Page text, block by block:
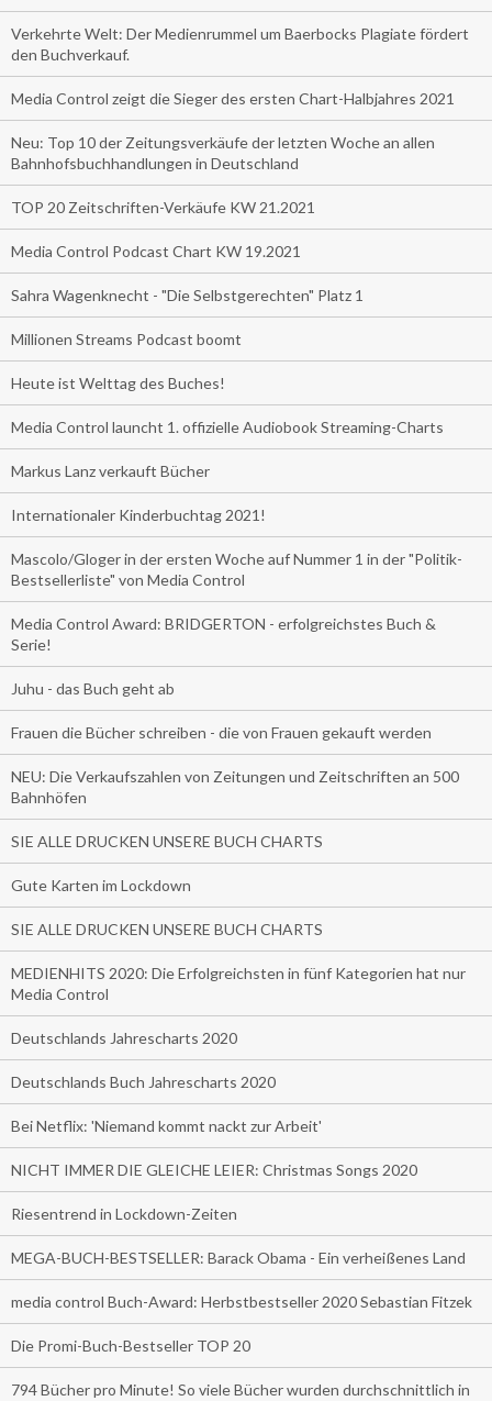
Verkehrte Welt: Der Medienrummel um Baerbocks Plagiate fördert
den Buchverkauf.
Media Control zeigt die Sieger des ersten Chart-Halbjahres 2021
Neu: Top 10 der Zeitungsverkäufe der letzten Woche an allen
Bahnhofsbuchhandlungen in Deutschland
TOP 20 Zeitschriften-Verkäufe KW 21.2021
Media Control Podcast Chart KW 19.2021
Sahra Wagenknecht - "Die Selbstgerechten" Platz 1
Millionen Streams Podcast boomt
Heute ist Welttag des Buches!
Media Control launcht 1. offizielle Audiobook Streaming-Charts
Markus Lanz verkauft Bücher
Internationaler Kinderbuchtag 2021!
Mascolo/Gloger in der ersten Woche auf Nummer 1 in der "Politik-
Bestsellerliste" von Media Control
Media Control Award: BRIDGERTON - erfolgreichstes Buch &
Serie!
Juhu - das Buch geht ab
Frauen die Bücher schreiben - die von Frauen gekauft werden
NEU: Die Verkaufszahlen von Zeitungen und Zeitschriften an 500
Bahnhöfen
SIE ALLE DRUCKEN UNSERE BUCH CHARTS
Gute Karten im Lockdown
SIE ALLE DRUCKEN UNSERE BUCH CHARTS
MEDIENHITS 2020: Die Erfolgreichsten in fünf Kategorien hat nur
Media Control
Deutschlands Jahrescharts 2020
Deutschlands Buch Jahrescharts 2020
Bei Netflix: 'Niemand kommt nackt zur Arbeit'
NICHT IMMER DIE GLEICHE LEIER: Christmas Songs 2020
Riesentrend in Lockdown-Zeiten
MEGA-BUCH-BESTSELLER: Barack Obama - Ein verheißenes Land
media control Buch-Award: Herbstbestseller 2020 Sebastian Fitzek
Die Promi-Buch-Bestseller TOP 20
794 Bücher pro Minute! So viele Bücher wurden durchschnittlich in